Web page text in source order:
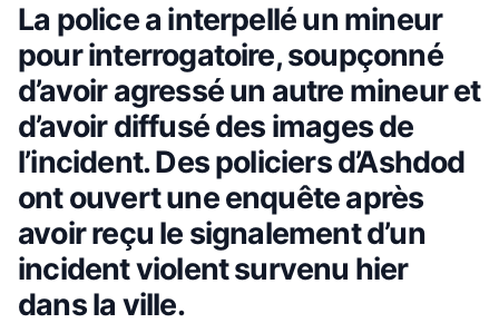
La police a interpellé un mineur
pour interrogatoire, soupçonné
d’avoir agressé un autre mineur et
d’avoir diffusé des images de
l’incident. Des policiers d’Ashdod
ont ouvert une enquête après
avoir reçu le signalement d’un
incident violent survenu hier
dans la ville.